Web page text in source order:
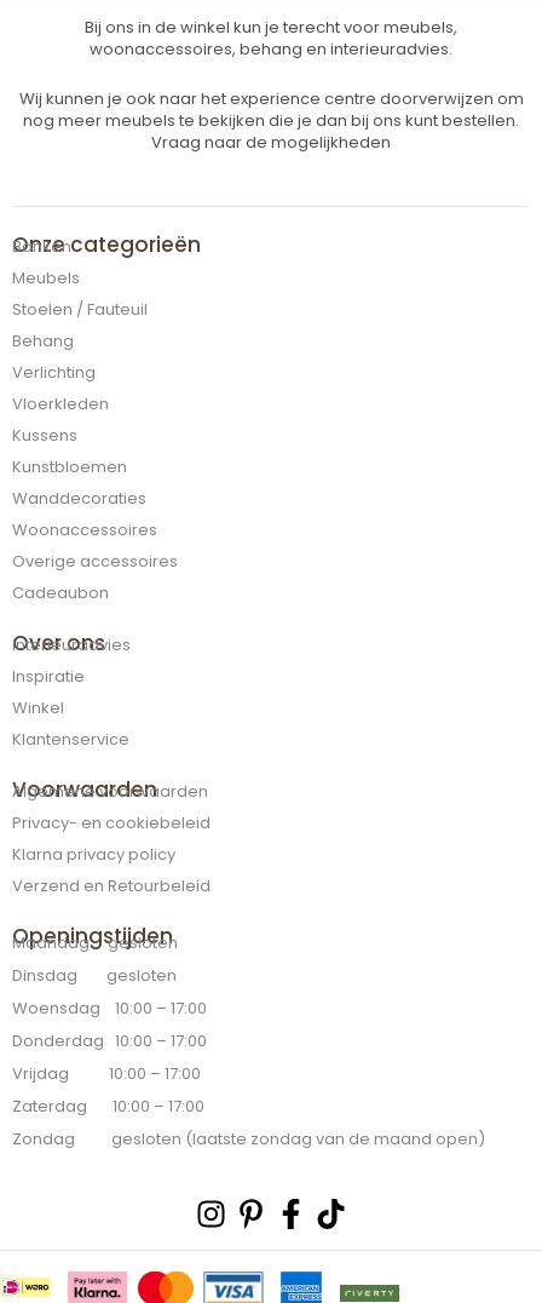
Bij ons in de winkel kun je terecht voor meubels,
woonaccessoires, behang en interieuradvies.
Wij kunnen je ook naar het experience centre doorverwijzen om
nog meer meubels te bekijken die je dan bij ons kunt bestellen.
Vraag naar de mogelijkheden
Onze categorieën
Banken
Meubels
Stoelen / Fauteuil
Behang
Verlichting
Vloerkleden
Kussens
Kunstbloemen
Wanddecoraties
Woonaccessoires
Overige accessoires
Cadeaubon
Over ons
Interieuradvies
Inspiratie
Winkel
Klantenservice
Voorwaarden
Algemene voorwaarden
Privacy- en cookiebeleid
Klarna privacy policy
Verzend en Retourbeleid
Openingstijden
Maandag gesloten
Dinsdag gesloten
Woensdag 10:00 – 17:00
Donderdag 10:00 – 17:00
Vrijdag 10:00 – 17:00
Zaterdag 10:00 – 17:00
Zondag gesloten (laatste zondag van de maand open)
Instagram
Pinterest-
p
Facebook-
f
Tiktok